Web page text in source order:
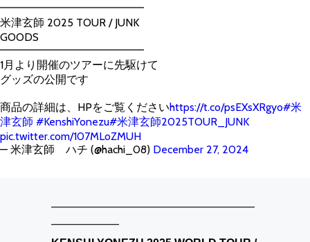
━━━━━━━━━━━━━
米津玄師 2025 TOUR / JUNK
GOODS
━━━━━━━━━━━━━
1月より開催のツアーに先駆けて
グッズの公開です
商品の詳細は、HPをご覧くださいhttps://t.co/psEXsXRgyo#米
津玄師 #KenshiYonezu#米津玄師2025TOUR_JUNK
pic.twitter.com/107MLoZMUH
— 米津玄師 ハチ (@hachi_08) December 27, 2024
━━━━━━━━━━━━━━━━━━━━━
━━━━━━━